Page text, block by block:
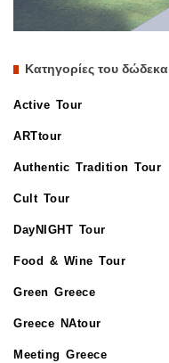
Κατηγορίες του δώδεκα
Active Tour
ARTtour
Authentic Tradition Tour
Cult Tour
DayNIGHT Tour
Food & Wine Tour
Green Greece
Greece NAtour
Meeting Greece